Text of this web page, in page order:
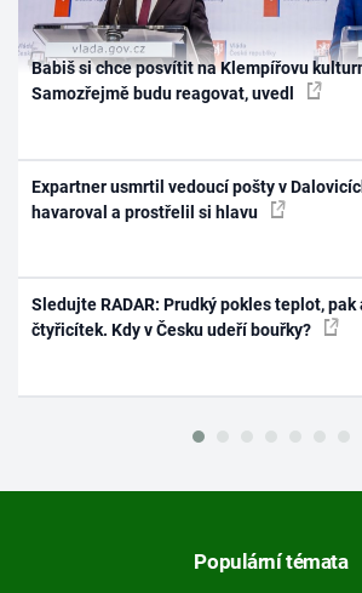
Babiš si chce posvítit na Klempířovu
Samozřejmě budu reagovat, uvedl
Expartner usmrtil vedoucí pošty v
havaroval a prostřelil si hlavu
Sledujte RADAR: Prudký pokles teplot,
čtyřicítek. Kdy v Česku udeří bouřky?
Populární témata